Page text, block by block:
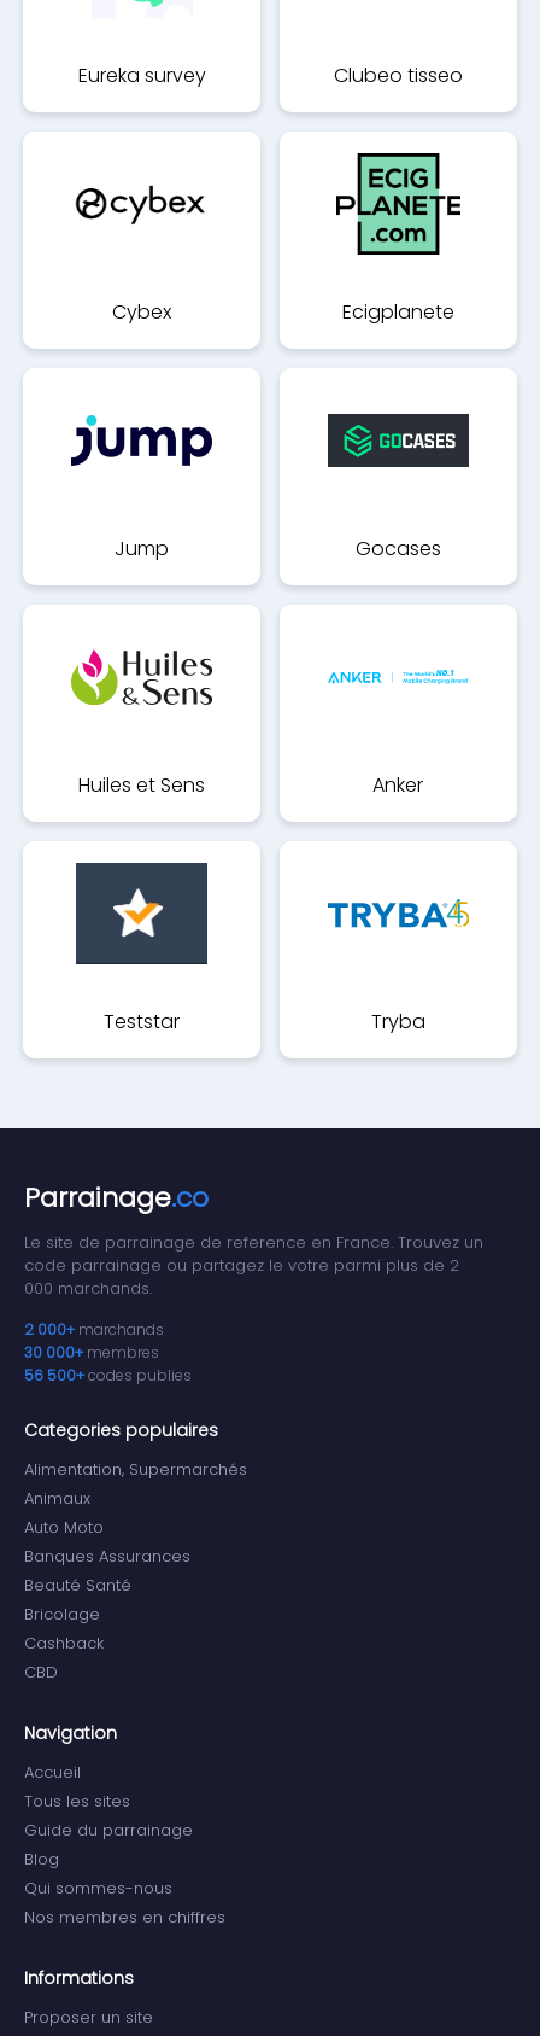
Eureka survey Clubeo tisseo
Cybex Ecigplanete
Jump Gocases
Huiles et Sens Anker
Teststar Tryba
Parrainage.co
Le site de parrainage de reference en France. Trouvez un
code parrainage ou partagez le votre parmi plus de 2
000 marchands.
2 000+ marchands
30 000+ membres
56 500+codes publies
Categories populaires
Alimentation, Supermarchés
Animaux
Auto Moto
Banques Assurances
Beauté Santé
Bricolage
Cashback
CBD
Navigation
Accueil
Tous les sites
Guide du parrainage
Blog
Qui sommes-nous
Nos membres en chiffres
Informations
Proposer un site